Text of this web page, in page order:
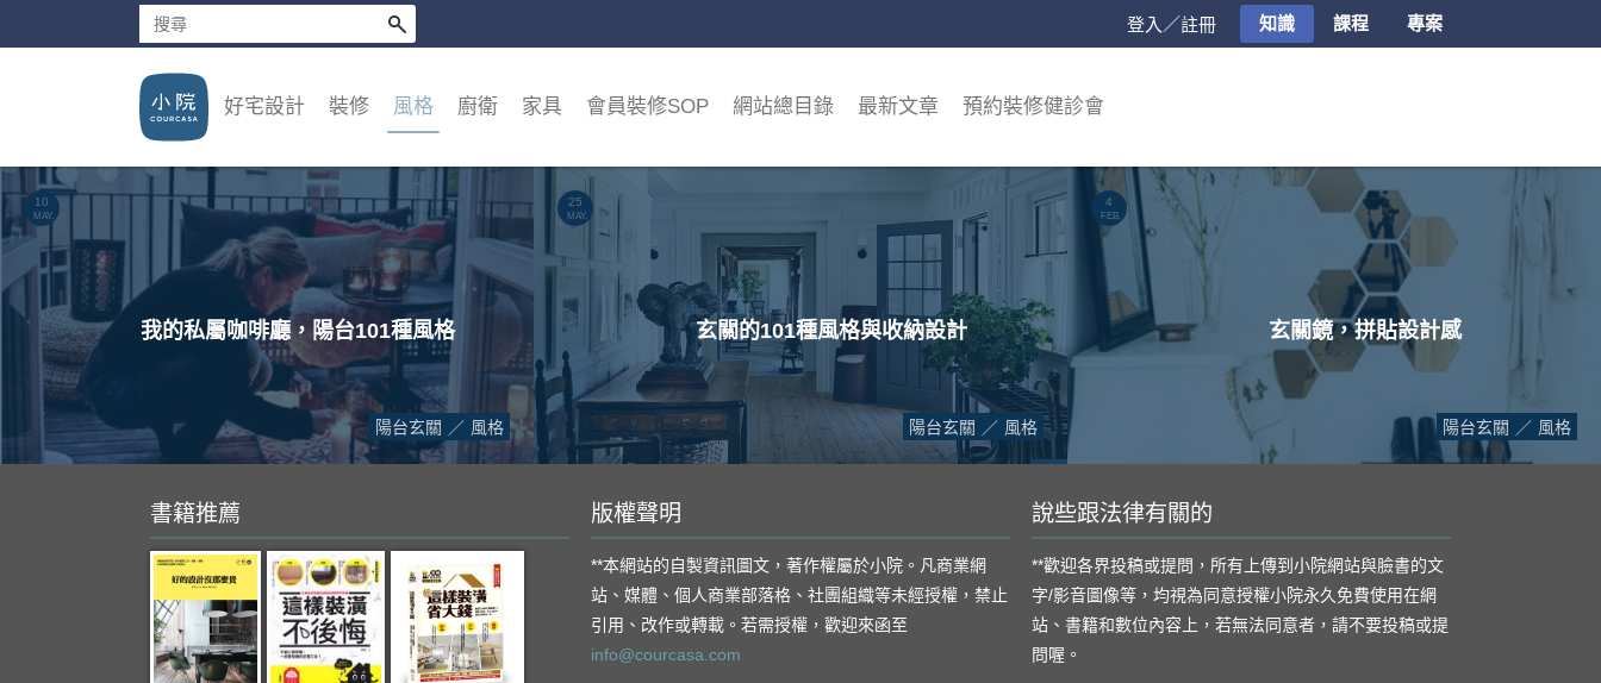
登入／註冊 知識 課程 專案
好宅設計 裝修 風格 廚衛 家具 會員裝修SOP 網站總目錄 最新文章 預約裝修健診會
10
MAY.
我的私屬咖啡廳，陽台101種風格
陽台玄關 風格
25
MAY.
玄關的101種風格與收納設計
陽台玄關 風格
4
FEB.
玄關鏡，拼貼設計感
陽台玄關 風格
書籍推薦 版權聲明
**本網站的自製資訊圖文，著作權屬於小院。凡商業網
站、媒體、個人商業部落格、社團組織等未經授權，禁止
引用、改作或轉載。若需授權，歡迎來函至
info@courcasa.com
說些跟法律有關的
**歡迎各界投稿或提問，所有上傳到小院網站與臉書的文
字/影音圖像等，均視為同意授權小院永久免費使用在網
站、書籍和數位內容上，若無法同意者，請不要投稿或提
問喔。